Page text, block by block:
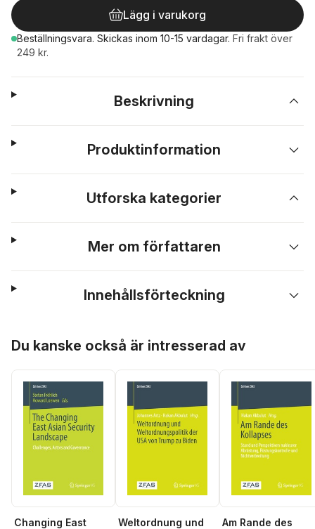
Lägg i varukorg
Beställningsvara. Skickas inom 10-15 vardagar. Fri frakt över
249 kr.
Beskrivning
Produktinformation
Utforska kategorier
Mer om författaren
Innehållsförteckning
Du kanske också är intresserad av
Changing East
Weltordnung und
Am Rande des